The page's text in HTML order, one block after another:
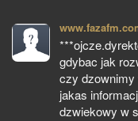
gdybac jak
czy
jakas
dzwiekowy w